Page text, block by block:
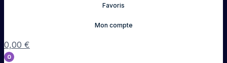
Favoris
Mon compte
0,00 €
0